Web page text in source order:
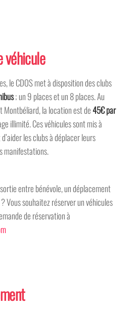
véhicule
le CDOS met à disposition des clubs
; un 9 places et un 8 places. Au
Montbéliard, la location est de45€ par
illimité. Ces véhicules sont mis à
les clubs à déplacer leurs
manifestations.
entre bénévole, un déplacement
Vous souhaitez réserver un véhicules
de réservation à